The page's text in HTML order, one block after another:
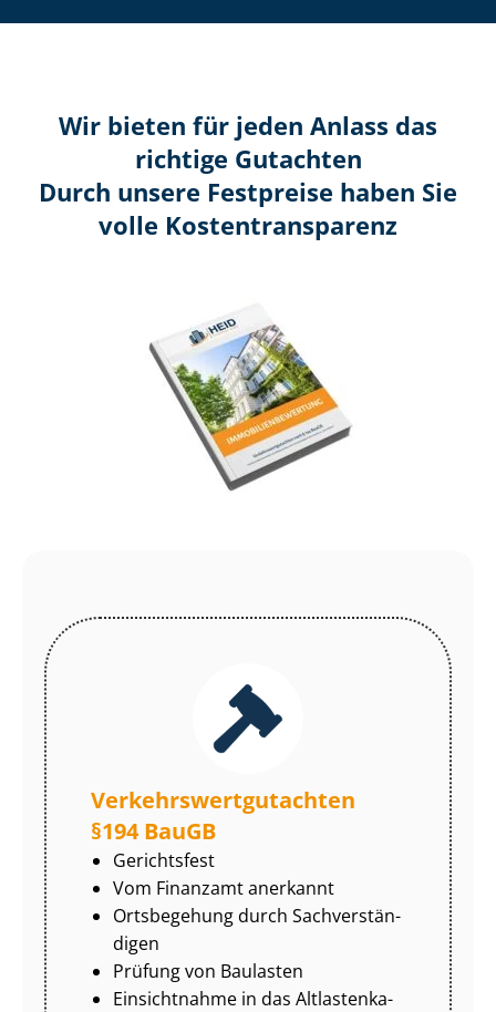
Wir bieten für jeden Anlass das
richtige Gutachten
Durch unsere Festpreise haben Sie
volle Kosten­transparenz
Ver­kehrs­wert­gut­ach­ten
§194 BauGB
Gerichtsfest
Vom Finanzamt anerkannt
Ortsbegehung durch Sach­ver­stän­
di­gen
Prüfung von Baulasten
Einsichtnahme in das Alt­las­ten­ka­